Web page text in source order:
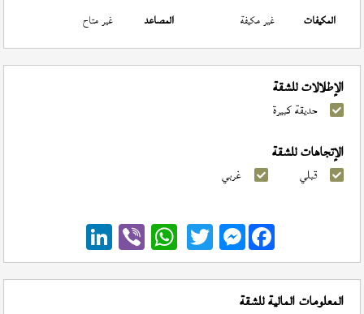
المكيفات
غير مكيفة المصاعد غير متاح
الإطلالات للشقة
حديقة كبيرة
الإتجاهات للشقة
قبلي غربي
Messenger
المعلومات المالية للشقة